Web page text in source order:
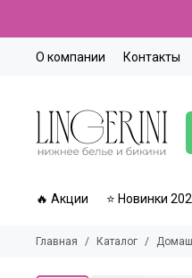
О компании Контакты
🔥 Акции ⭐ Новинки
Главная Каталог